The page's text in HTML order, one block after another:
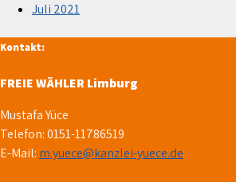
Juli 2021
Kontakt:
FREIE WÄHLER Limburg
Mustafa Yüce
Telefon: 0151-11786519
E-Mail: m.yuece@kanzlei-yuece.de